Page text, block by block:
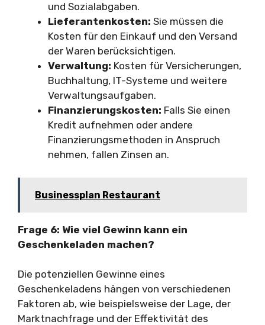
und Sozialabgaben.
Lieferantenkosten: Sie müssen die
Kosten für den Einkauf und den Versand
der Waren berücksichtigen.
Verwaltung: Kosten für Versicherungen,
Buchhaltung, IT-Systeme und weitere
Verwaltungsaufgaben.
Finanzierungskosten: Falls Sie einen
Kredit aufnehmen oder andere
Finanzierungsmethoden in Anspruch
nehmen, fallen Zinsen an.
Businessplan Restaurant
Frage 6: Wie viel Gewinn kann ein
Geschenkeladen machen?
Die potenziellen Gewinne eines
Geschenkeladens hängen von verschiedenen
Faktoren ab, wie beispielsweise der Lage, der
Marktnachfrage und der Effektivität des